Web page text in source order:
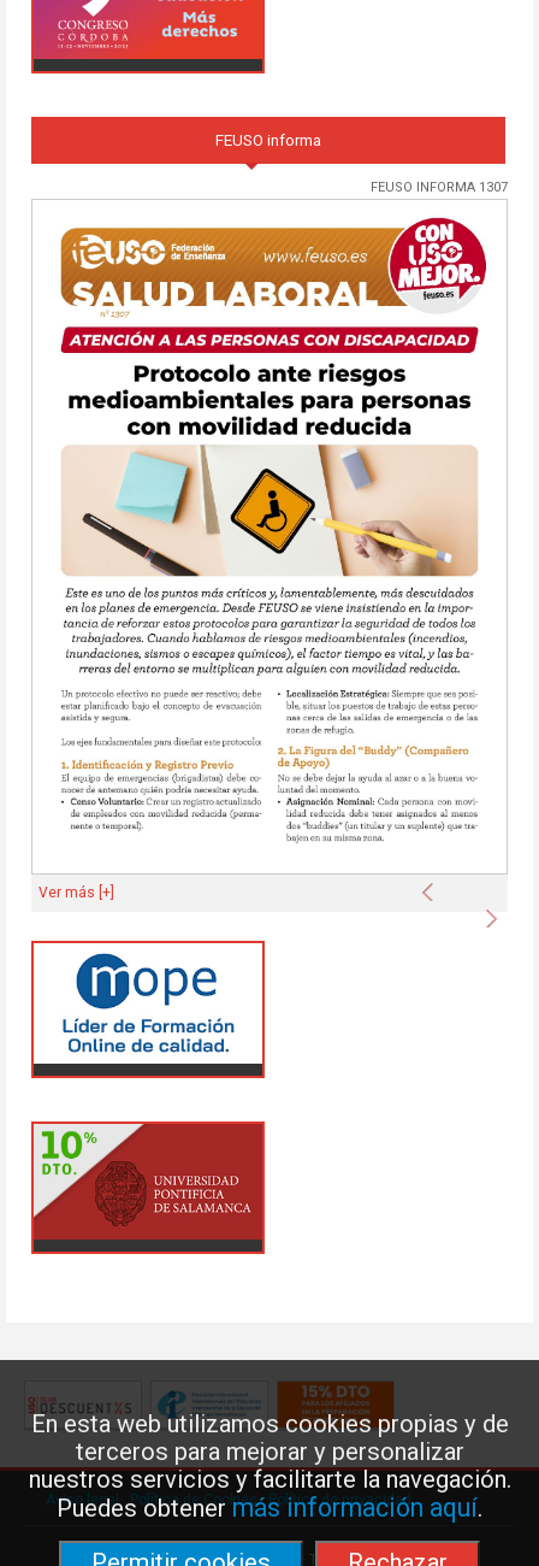
En esta web utilizamos cookies propias y de
terceros para mejorar y personalizar
nuestros servicios y facilitarte la navegación.
Puedes obtenermás información aquí.
FEUSO informa
FEUSO INFORMA 1307
Anterior
Ver más [+]
Aviso legal·Política de Cookies·Política de privacidad
Federación de Enseñanza de USO · Teléfono: 91 577 41 13 ·